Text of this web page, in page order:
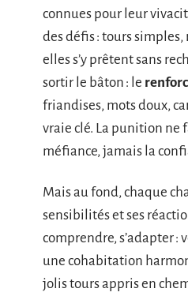
connues pour leur
des défis : tours
elles s’y prêtent sans
sortir le bâton : le
friandises, mots doux,
vraie clé. La punition ne
méfiance, jamais la
Mais au fond, chaque
sensibilités et ses
comprendre, s’adapter :
une cohabitation
jolis tours appris en